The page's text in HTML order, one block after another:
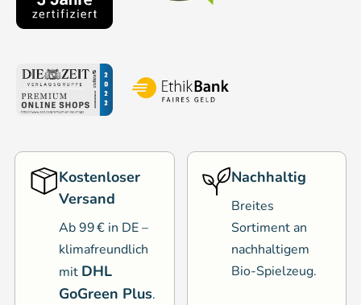
Kostenloser
Versand
Ab 99 € in DE –
klimafreundlich
mit DHL
GoGreen Plus.
Nachhaltig
Breites
Sortiment an
nachhaltigem
Bio-Spielzeug.